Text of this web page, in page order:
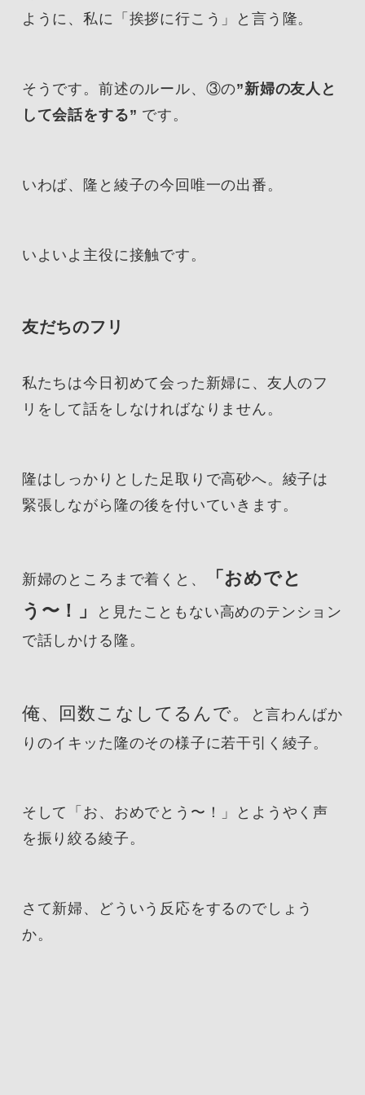
ように、私に「挨拶に行こう」と言う隆。
そうです。前述のルール、③の”新婦の友人と
して会話をする” です。
いわば、隆と綾子の今回唯一の出番。
いよいよ主役に接触です。
友だちのフリ
私たちは今日初めて会った新婦に、友人のフ
リをして話をしなければなりません。
隆はしっかりとした足取りで高砂へ。綾子は
緊張しながら隆の後を付いていきます。
新婦のところまで着くと、
「おめでと
う〜！」
と見たこともない高めのテンション
で話しかける隆。
俺、回数こなしてるんで。
と言わんばか
りのイキッた隆のその様子に若干引く綾子。
そして「お、おめでとう〜！」とようやく声
を振り絞る綾子。
さて新婦、どういう反応をするのでしょう
か。